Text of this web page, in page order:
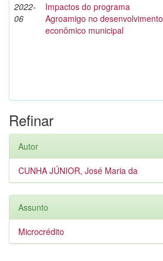
2022-
06
Impactos do programa
Agroamigo no desenvolvimento
econômico municipal
Refinar
Autor
CUNHA JÚNIOR, José Maria da
Assunto
Microcrédito